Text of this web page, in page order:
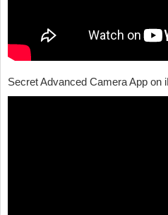
Secret Advanced Camera App on